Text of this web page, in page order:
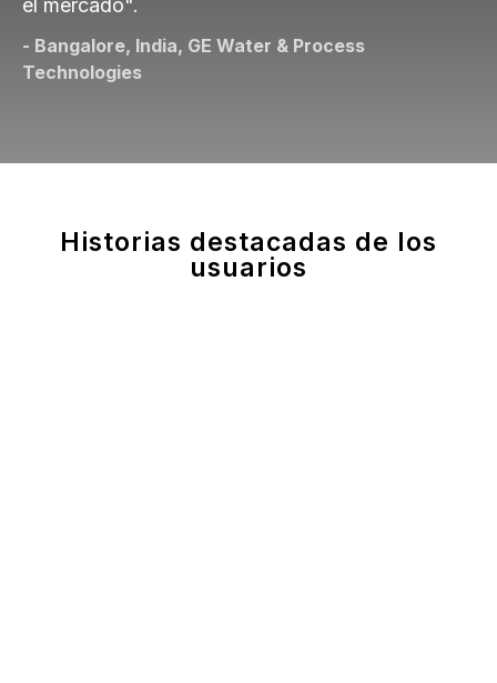
el mercado".
- Bangalore, India, GE Water & Process
Technologies
Historias destacadas de los
usuarios